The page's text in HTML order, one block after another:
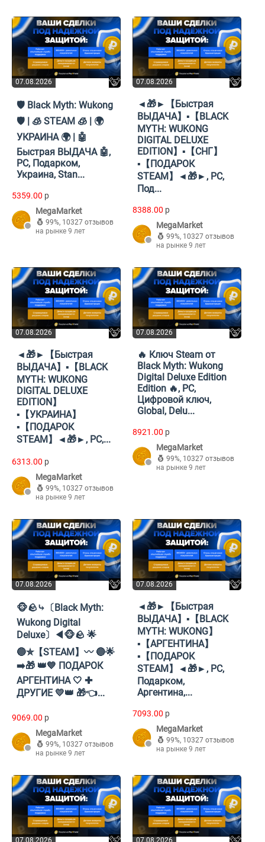
07.08.2026
🛡️ Black Myth: Wukong
🛡️ | 🧊 STEAM 🧊 | 🌍
УКРАИНА 🌍 | 🤖
Быстрая ВЫДАЧА 🤖,
PC, Подарком,
Украина, Stan...
5359.00 p
MegaMarket
99%, 10327 отзывов
на рынке 9 лет
07.08.2026
◄🎁►【Быстрая
ВЫДАЧА】▪️【BLACK
MYTH: WUKONG
DIGITAL DELUXE
EDITION】▪️【СНГ】
▪️【ПОДАРОК
STEAM】◄🎁►, PC,
Под...
8388.00 p
MegaMarket
99%, 10327 отзывов
на рынке 9 лет
07.08.2026
◄🎁►【Быстрая
ВЫДАЧА】▪️【BLACK
MYTH: WUKONG
DIGITAL DELUXE
EDITION】
▪️【УКРАИНА】
▪️【ПОДАРОК
STEAM】◄🎁►, PC,...
6313.00 p
MegaMarket
99%, 10327 отзывов
на рынке 9 лет
07.08.2026
🔥 Ключ Steam от
Black Myth: Wukong
Digital Deluxe Edition
Edition 🔥, PC,
Цифровой ключ,
Global, Delu...
8921.00 p
MegaMarket
99%, 10327 отзывов
на рынке 9 лет
07.08.2026
🐵🪨⤷〔Black Myth:
Wukong Digital
Deluxe〕◀🐵🪨 🌟
🔵✮【STEAM】〰 🔵🌟
➡️🎁 👑💙 ПОДАРОК
АРГЕНТИНА 🤍 ✚
ДРУГИЕ 💛👑 🎁👈...
9069.00 p
MegaMarket
99%, 10327 отзывов
на рынке 9 лет
07.08.2026
◄🎁►【Быстрая
ВЫДАЧА】▪️【BLACK
MYTH: WUKONG】
▪️【АРГЕНТИНА】
▪️【ПОДАРОК
STEAM】◄🎁►, PC,
Подарком,
Аргентина,...
7093.00 p
MegaMarket
99%, 10327 отзывов
на рынке 9 лет